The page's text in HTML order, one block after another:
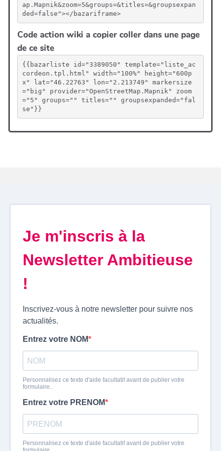
ap.Mapnik&zoom=5&groups=&titles=&groupsexpan
ded=false"></bazariframe>
Code action wiki a copier coller dans une page
de ce site
{{bazarliste id="3389050" template="liste_ac
cordeon.tpl.html" width="100%" height="600p
x" lat="46.22763" lon="2.213749" markersize
="big" provider="OpenStreetMap.Mapnik" zoom
="5" groups="" titles="" groupsexpanded="fal
se"}}